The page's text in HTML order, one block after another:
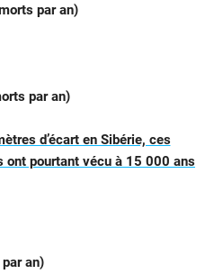
par an)
par an)
d’écart en Sibérie, ces
ont pourtant vécu à 15 000 ans
an)